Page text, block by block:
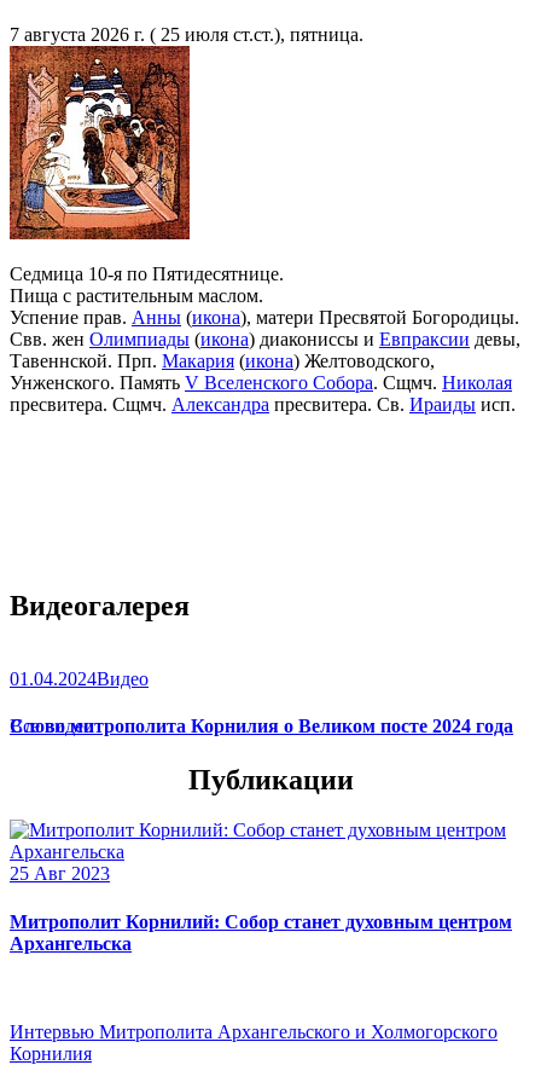
7 августа 2026 г. ( 25 июля ст.ст.), пятница.
Седмица 10-я по Пятидесятнице.
Пища с растительным маслом.
Успение прав. Анны (икона), матери Пресвятой Богородицы.
Свв. жен Олимпиады (икона) диакониссы и Евпраксии девы,
Тавеннской. Прп. Макария (икона) Желтоводского,
Унженского. Память V Вселенского Собора. Сщмч. Николая
пресвитера. Сщмч. Александра пресвитера. Св. Ираиды исп.
Видеогалерея
01.04.2024Видео
Слово митрополита Корнилия о Великом посте 2024 года
Все видео
Публикации
25 Авг 2023
Митрополит Корнилий: Собор станет духовным центром
Архангельска
Интервью Митрополита Архангельского и Холмогорского
Корнилия